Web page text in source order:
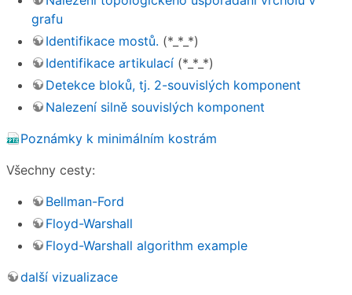
grafu
Identifikace mostů. (*_*_*)
Identifikace artikulací (*_*_*)
Detekce bloků, tj. 2-souvislých komponent
Nalezení silně souvislých komponent
Poznámky k minimálním kostrám
Všechny cesty:
Bellman-Ford
Floyd-Warshall
Floyd-Warshall algorithm example
další vizualizace